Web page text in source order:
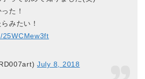
た！
みたい！
July 8, 2018